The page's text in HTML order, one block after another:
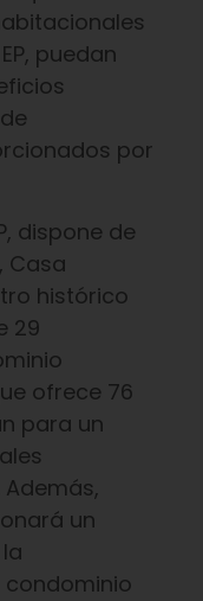
puedan
por
dispone de
Casa
histórico
29
ofrece 76
para un
un
condominio